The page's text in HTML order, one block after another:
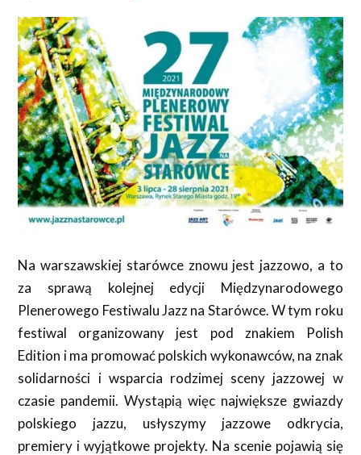
Na warszawskiej starówce znowu jest jazzowo, a to
za sprawą kolejnej edycji Międzynarodowego
Plenerowego Festiwalu Jazz na Starówce. W tym roku
festiwal organizowany jest pod znakiem Polish
Edition i ma promować polskich wykonawców, na znak
solidarności i wsparcia rodzimej sceny jazzowej w
czasie pandemii. Wystąpią więc największe gwiazdy
polskiego jazzu, usłyszymy jazzowe odkrycia,
premiery i wyjątkowe projekty. Na scenie pojawią się